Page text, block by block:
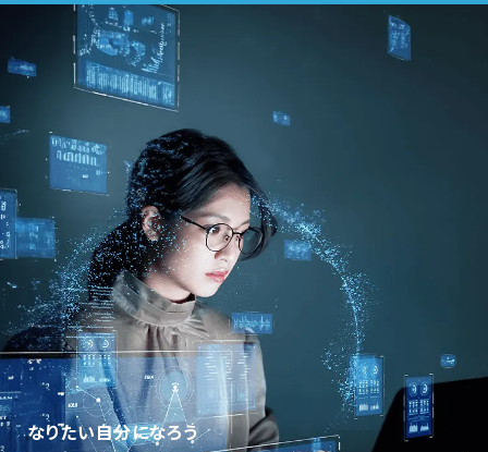
1日最大2つの学科説明＆体験授業
オープン
キャンパス
神戸電子をもっと知る
資料請求は
こちら
なりたい自分になろう